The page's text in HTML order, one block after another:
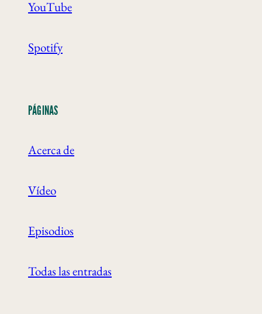
YouTube
Spotify
PÁGINAS
Acerca de
Vídeo
Episodios
Todas las entradas